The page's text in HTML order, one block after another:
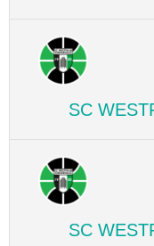
SC
SC